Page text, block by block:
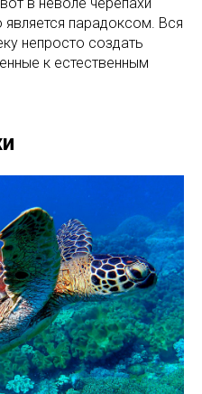
парадоксом. Вся
непросто создать
к естественным